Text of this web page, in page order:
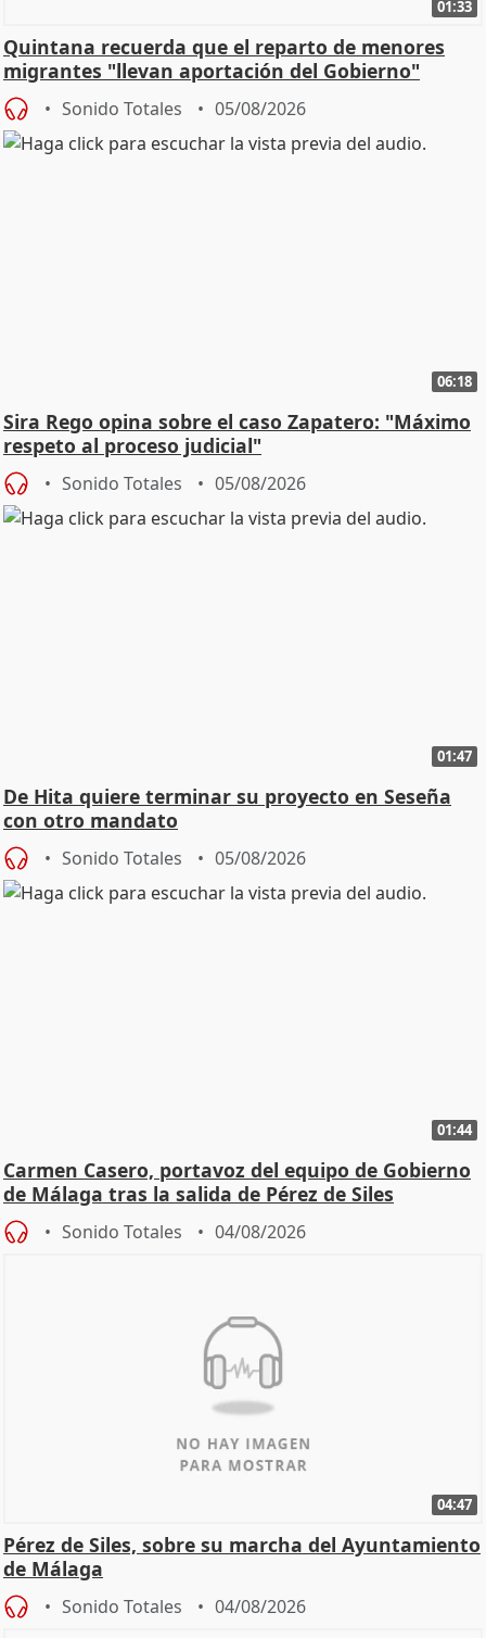
01:33
Quintana recuerda que el reparto de menores
migrantes "llevan aportación del Gobierno"
central
Sonido Totales 05/08/2026
06:18
Sira Rego opina sobre el caso Zapatero: "Máximo
respeto al proceso judicial"
Sonido Totales 05/08/2026
01:47
De Hita quiere terminar su proyecto en Seseña
con otro mandato
Sonido Totales 05/08/2026
01:44
Carmen Casero, portavoz del equipo de Gobierno
de Málaga tras la salida de Pérez de Siles
Sonido Totales 04/08/2026
04:47
Pérez de Siles, sobre su marcha del Ayuntamiento
de Málaga
Sonido Totales 04/08/2026